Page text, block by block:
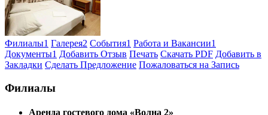
Филиалы1 Галерея2 События1 Работа и Вакансии1
Документы1 Добавить Отзыв Печать Скачать PDF Добавить в
Закладки Сделать Предложение Пожаловаться на Запись
Филиалы
Аренда гостевого дома «Волна 2»